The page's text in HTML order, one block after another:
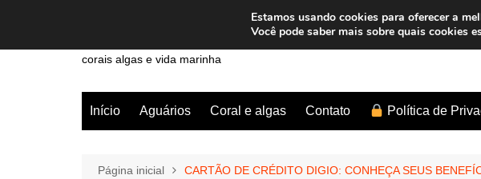
o
corais algas e vida marinha
Início Aguários Coral e algas Contato Política de
Página inicial CARTÃO DE CRÉDITO DIGIO: CONHEÇA SEUS
Estamos usando cookies para oferecer a
Você pode saber mais sobre quais cookies